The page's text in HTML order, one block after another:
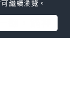
只是熟練
翻，鍋裡
。那是屬
繼續瀏覽。